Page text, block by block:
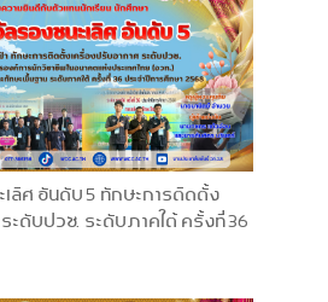
เลิศ อันดับ 5 ทักษะการติดตั้ง
ะดับปวช. ระดับภาคใต้ ครั้งที่ 36